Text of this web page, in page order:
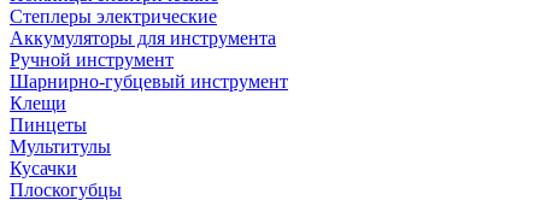
Степлеры электрические
Аккумуляторы для инструмента
Ручной инструмент
Шарнирно-губцевый инструмент
Клещи
Пинцеты
Мультитулы
Кусачки
Плоскогубцы